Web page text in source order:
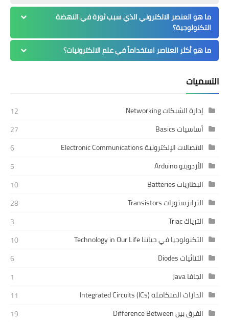
ما هو العنصر الالكتروني الذي سبب ثورة في النهضة
التكنولوجية؟
ما هو أكثر العناصر استخداماً في علم الالكترونيات؟
التسميات
إدارة الشبكات Networking
12
أساسيات Basics
27
الاتصالات الإلكترونية Electronic Communications
6
الأردوينو Arduino
5
البطاريات Batteries
10
الترانزستورات Transistors
28
الترياك Triac
3
التكنولوجيا في حياتنا Technology in Our Life
10
الثنائيات Diodes
6
الجافا Java
1
الدارات المتكاملة Integrated Circuits (ICs)
11
الفرق بين Difference Between
19